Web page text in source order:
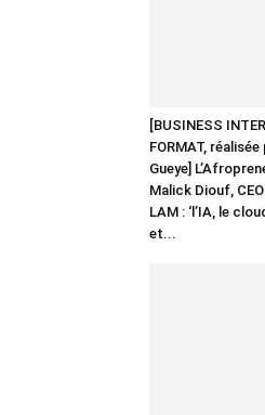
[BUSINESS
FORMAT,
Gueye]
Malick Diouf,
LAM : ‘l’IA, le
et...